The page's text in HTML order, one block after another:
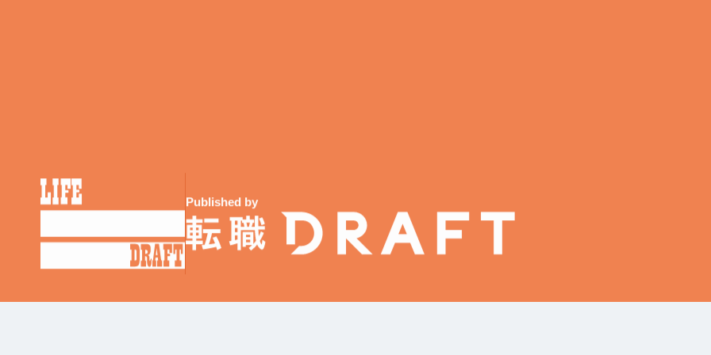
Published by